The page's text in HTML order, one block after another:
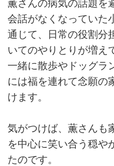
薫さんの病気の話題を
会話がなくなっていた
通じて、日常の役割分
いてのやりとりが増え
一緒に散歩やドッグラ
には福を連れて念願の
けます。
気がつけば、薫さんも
を中心に笑い合う穏や
たのです。